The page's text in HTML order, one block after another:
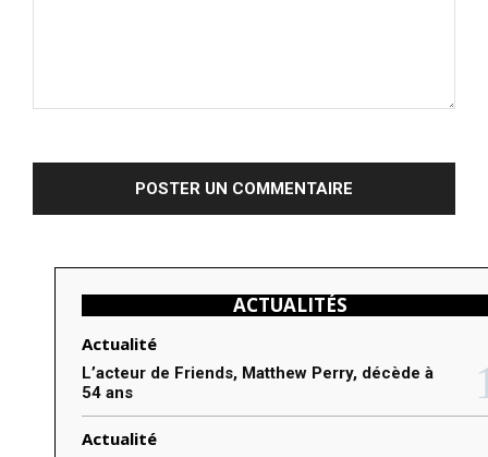
m
ACTUALITÉS
Actualité
L’acteur de Friends, Matthew Perry, décède à
54 ans
Actualité